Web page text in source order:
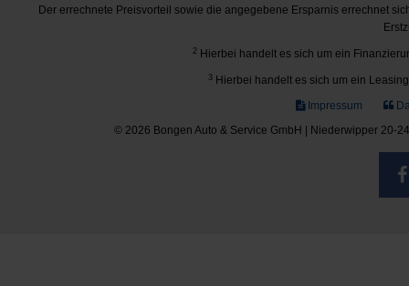
Der errechnete Preisvorteil sowie die angegebene Ersparnis errechnet
2 Hierbei handelt es sich um ein
3 Hierbei handelt es sich um ein
Impressum
© 2026 Bongen Auto & Service GmbH | Niederwipper 20-